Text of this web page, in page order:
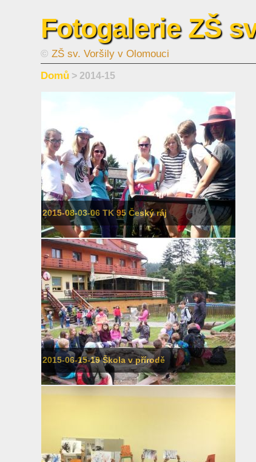
Fotogalerie ZŠ
©ZŠ sv. Voršily v Olomouci
Domů > 2014-15
2015-08-03-06 TK 95 Český ráj
2015-06-15-19 Škola v přírodě